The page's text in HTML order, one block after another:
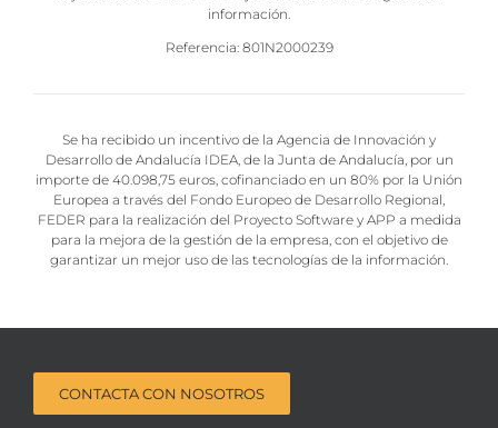
información.
Referencia: 801N2000239
Se ha recibido un incentivo de la Agencia de Innovación y
Desarrollo de Andalucía IDEA, de la Junta de Andalucía, por un
importe de 40.098,75 euros, cofinanciado en un 80% por la Unión
Europea a través del Fondo Europeo de Desarrollo Regional,
FEDER para la realización del Proyecto Software y APP a medida
para la mejora de la gestión de la empresa, con el objetivo de
garantizar un mejor uso de las tecnologías de la información.
CONTACTA CON NOSOTROS